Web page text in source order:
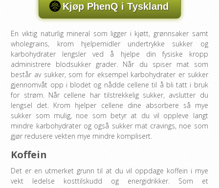
Kjøp PhenQ i Tyskland
En viktig naturlig mineral som ligger i kjøtt, grønnsaker samt
wholegrains, krom hjelpemidler undertrykke sukker og
karbohydrater lengsler ved å hjelpe din fysiske kropp
administrere blodsukker grader. Når du spiser mat som
består av sukker, som for eksempel karbohydrater er sukker
gjennomvåt opp i blodet og nådde cellene til å bli tatt i bruk
for strøm. Når cellene har tilstrekkelig sukker, avslutter du
lengsel det. Krom hjelper cellene dine absorbere så mye
sukker som mulig, noe som betyr at du vil oppleve langt
mindre karbohydrater og også sukker mat cravings, noe som
gjør redusere vekten mye mindre komplisert.
Koffein
Det er en utmerket grunn til at du vil oppdage koffein i mye
vekt ledelse kosttilskudd og energidrikker. Som et